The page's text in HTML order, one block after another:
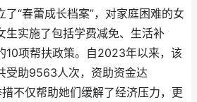
“春蕾成长档案”，对家庭困难的女
生实施了包括学费减免、生活补
10项帮扶政策。自2023年以来，该
受助9563人次，资助资金达
不仅帮助她们缓解了经济压力，更